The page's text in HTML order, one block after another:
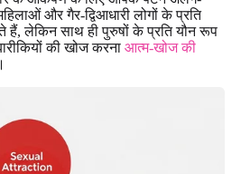
और गैर-द्विआधारी लोगों के प्रति
हैं, लेकिन साथ ही पुरुषों के प्रति यौन रूप
की खोज करना आत्म-खोज की